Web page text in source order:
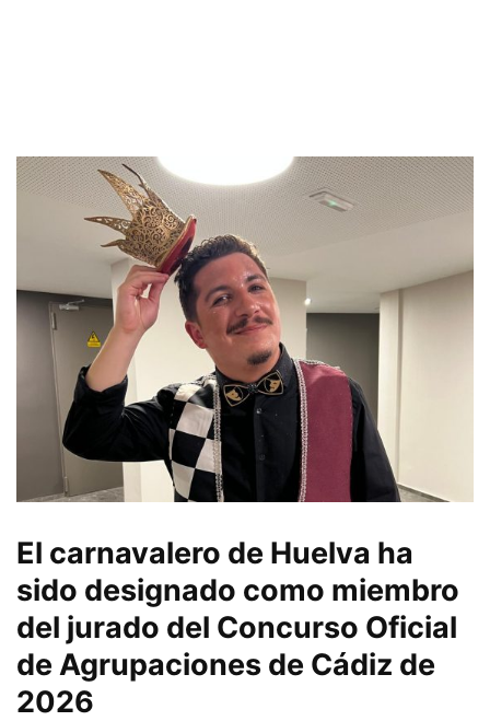
El carnavalero de Huelva ha
sido designado como miembro
del jurado del Concurso Oficial
de Agrupaciones de Cádiz de
2026